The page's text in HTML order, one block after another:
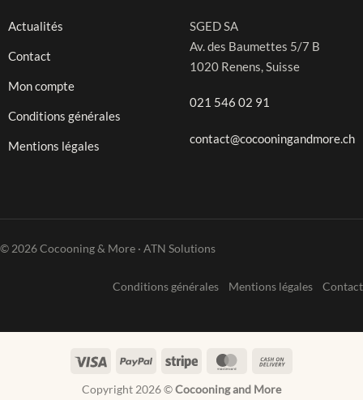
Actualités
Contact
Mon compte
Conditions générales
Mentions légales
SGED SA
Av. des Baumettes 5/7 B
1020 Renens, Suisse
021 546 02 91
contact@cocooningandmore.ch
© 2026 Cocooning & More · ATN Solutions
Conditions générales Mentions légales Contact
Visa PayPal Stripe MasterCard
Copyright 2026 ©Cocooning and More